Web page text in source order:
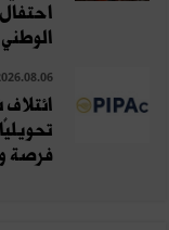
فرصة